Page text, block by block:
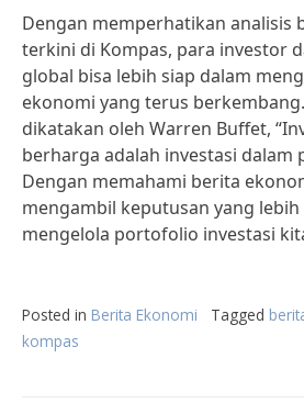
Dengan memperhatikan analisis
terkini di Kompas, para investor
global bisa lebih siap dalam
ekonomi yang terus
dikatakan oleh Warren Buffet,
berharga adalah investasi dalam
Dengan memahami berita
mengambil keputusan yang lebih
mengelola portofolio investasi
Posted in Berita Ekonomi Tagged
kompas